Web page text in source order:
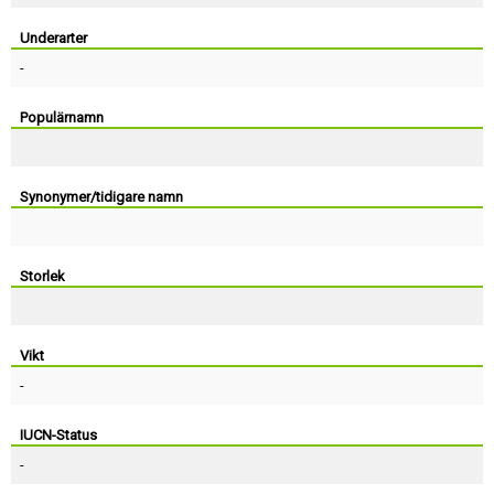
Underarter
-
Populärnamn
Synonymer/tidigare namn
Storlek
Vikt
-
IUCN-Status
-